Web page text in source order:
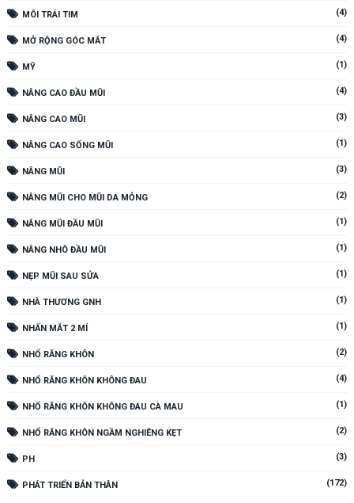
MÔI TRÁI TIM (4)
MỞ RỘNG GÓC MẮT (4)
MỸ (1)
NÂNG CAO ĐẦU MŨI (4)
NÂNG CAO MŨI (3)
NÂNG CAO SỐNG MŨI (1)
NÂNG MŨI (3)
NÂNG MŨI CHO MŨI DA MỎNG (2)
NÂNG MŨI ĐẦU MŨI (1)
NÂNG NHÔ ĐẦU MŨI (1)
NẸP MŨI SAU SỬA (1)
NHÀ THƯƠNG GNH (1)
NHẤN MẮT 2 MÍ (1)
NHỔ RĂNG KHÔN (2)
NHỔ RĂNG KHÔN KHÔNG ĐAU (4)
NHỔ RĂNG KHÔN KHÔNG ĐAU CÀ MAU (1)
NHỔ RĂNG KHÔN NGẦM NGHIÊNG KẸT (2)
PH (3)
PHÁT TRIỂN BẢN THÂN (172)